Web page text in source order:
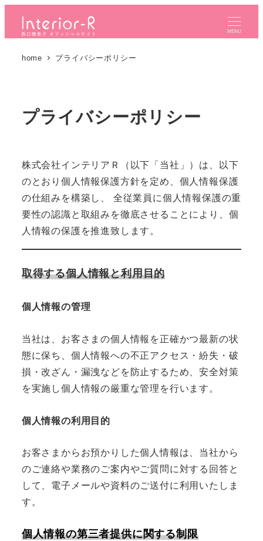
MENU
home プライバシーポリシー
プライバシーポリシー
株式会社インテリアＲ（以下「当社」）は、以下
のとおり個人情報保護方針を定め、個人情報保護
の仕組みを構築し、 全従業員に個人情報保護の重
要性の認識と取組みを徹底させることにより、個
人情報の保護を推進致します。
取得する個人情報と利用目的
個人情報の管理
当社は、お客さまの個人情報を正確かつ最新の状
態に保ち、個人情報への不正アクセス・紛失・破
損・改ざん・漏洩などを防止するため、安全対策
を実施し個人情報の厳重な管理を行います。
個人情報の利用目的
お客さまからお預かりした個人情報は、当社から
のご連絡や業務のご案内やご質問に対する回答と
して、電子メールや資料のご送付に利用いたしま
す。
個人情報の第三者提供に関する制限